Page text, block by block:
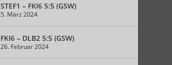
STEF1 – FKI6 5:5 (GSW)
5. März 2024
FKI6 – DLB2 5:5 (GSW)
26. Februar 2024